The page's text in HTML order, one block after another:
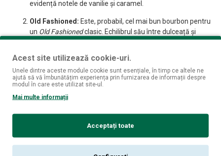
evidență notele de vanilie și caramel.
Old Fashioned: Este, probabil, cel mai bun bourbon pentru
un Old Fashionedclasic. Echilibrul său între dulceață și
condimente este perfect pentru a fi amestecat cu zahăr și
Highball:Pentru o băutură revigorantă, amestecă-l cu apă
minerală carbogazoasă și multă gheață.
Specificații pe scurt
Buffalo Trace Distillery
Acest site utilizează cookie-uri.
Unele dintre aceste module cookie sunt esențiale, în timp ce altele ne
ajută să vă îmbunătățim experiența prin furnizarea de informații despre
modul în care este utilizat site-ul.
Mai multe informații
Acceptați toate